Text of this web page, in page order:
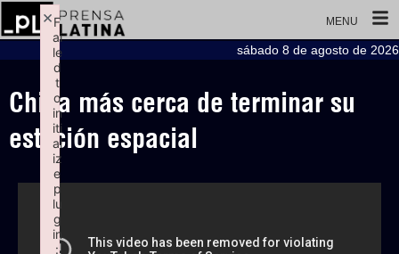
MENU
sábado 8 de agosto de 2026
China más cerca de terminar su
estación espacial
F
ai
le
d
t
o
in
iti
al
iz
e
p
lu
g
in
:
×